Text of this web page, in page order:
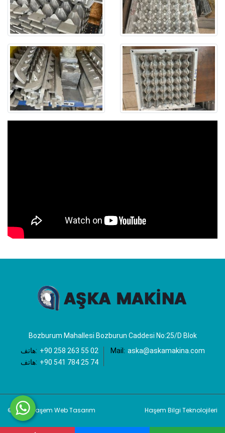
Bozburum Mahallesi Bozburun Caddesi No:25/D Blok
هاتف: +90 258 263 55 02
هاتف: +90 541 784 25 74
Mail: aska@askamakina.com
© 2026 Haşem Web Tasarım Haşem Bilgi Teknolojileri